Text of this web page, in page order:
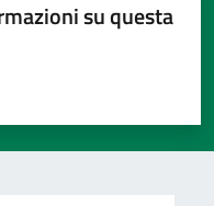
su questa